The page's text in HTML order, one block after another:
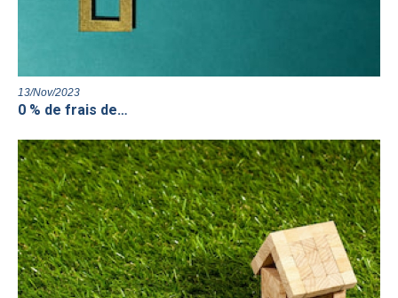
13/Nov/2023
0 % de frais de…